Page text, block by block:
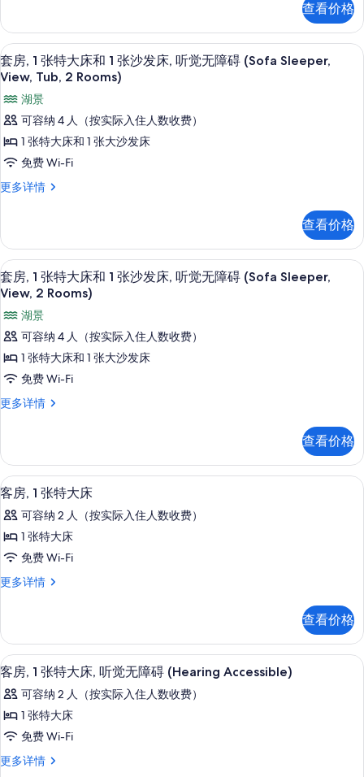
Rooms)
的
所
有
照
片
更
多
信
息
床
和
1
张
沙
发
床
(Sofa
Sleeper
Rooms)
的
所
有
照
片
特
大
床
和
张
沙
床
(Sofa
View,
多
信
息
查看价格
显
示
套
房,
1
张
大
和
1
张
沙
发
床,
听
觉
无
(Sofa
Sleeper,
View,
Tub,
2
Rooms)
的
照
片
高档床上用品、客房内保险箱、办公
4
套房, 1 张特大床和 1 张沙发床, 听觉无障碍 (Sofa Sleeper,
View, Tub, 2 Rooms)
湖景
可容纳 4 人（按实际入住人数收费）
1 张特大床和 1 张大沙发床
免费 Wi-Fi
更多详情
套
特
大
床
和
张
沙
床,
听
无
Sleeper,
View,
Tub,
2
Rooms)
更
多
信
息
查看价格
显
示
套
房,
1
张
大
和
1
张
沙
发
床,
听
障
碍
(Sofa
Sleeper,
View,
2
Rooms)
高档床上用品、客房内保险箱、办公
4
套房, 1 张特大床和 1 张沙发床, 听觉无障碍 (Sofa Sleeper,
View, 2 Rooms)
湖景
可容纳 4 人（按实际入住人数收费）
1 张特大床和 1 张大沙发床
免费 Wi-Fi
更多详情
套
特
大
床
张
发
床,
听
障
(Sofa
Sleeper,
View,
2
Rooms)
更
多
信
查看价格
显
示
客
房,
张
大
床
的
所
有
照
片
高档床上用品、客房内保险箱、办公
4
客房, 1 张特大床
可容纳 2 人（按实际入住人数收费）
1 张特大床
免费 Wi-Fi
更多详情
客
特
大
床
多
信
查看价格
显
示
客
房,
张
高档床上用品、客房内保险箱、办公
4
客房, 1 张特大床, 听觉无障碍 (Hearing Accessible)
可容纳 2 人（按实际入住人数收费）
1 张特大床
免费 Wi-Fi
更多详情
客